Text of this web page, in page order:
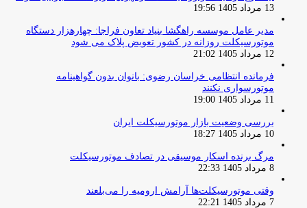
13 مرداد 1405 19:56
مدیر عامل موسسه راهگشا بنیاد تعاون فراجا: چهارهزار دستگاه
موتورسیکلت روزانه در کشور تعویض پلاک می شود
12 مرداد 1405 21:02
فرمانده انتظامی خراسان رضوی: بانوان بدون گواهینامه
موتورسواری نکنند
11 مرداد 1405 19:00
بررسی وضعیت بازار موتورسیکلت ایران
10 مرداد 1405 18:27
مرگ برنده اسکار موسیقی در تصادف موتورسیکلت
8 مرداد 1405 22:33
وقتی موتورسیکلت‌ها آرامش ارومیه را می‌بلعند
7 مرداد 1405 22:21